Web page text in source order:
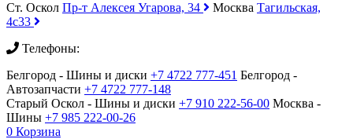
Ст. Оскол Пр-т Алексея Угарова, 34 Москва Тагильская,
4с33
Телефоны:
Белгород - Шины и диски +7 4722 777-451 Белгород -
Автозапчасти +7 4722 777-148
Старый Оскол - Шины и диски +7 910 222-56-00 Москва -
Шины +7 985 222-00-26
0 Корзина